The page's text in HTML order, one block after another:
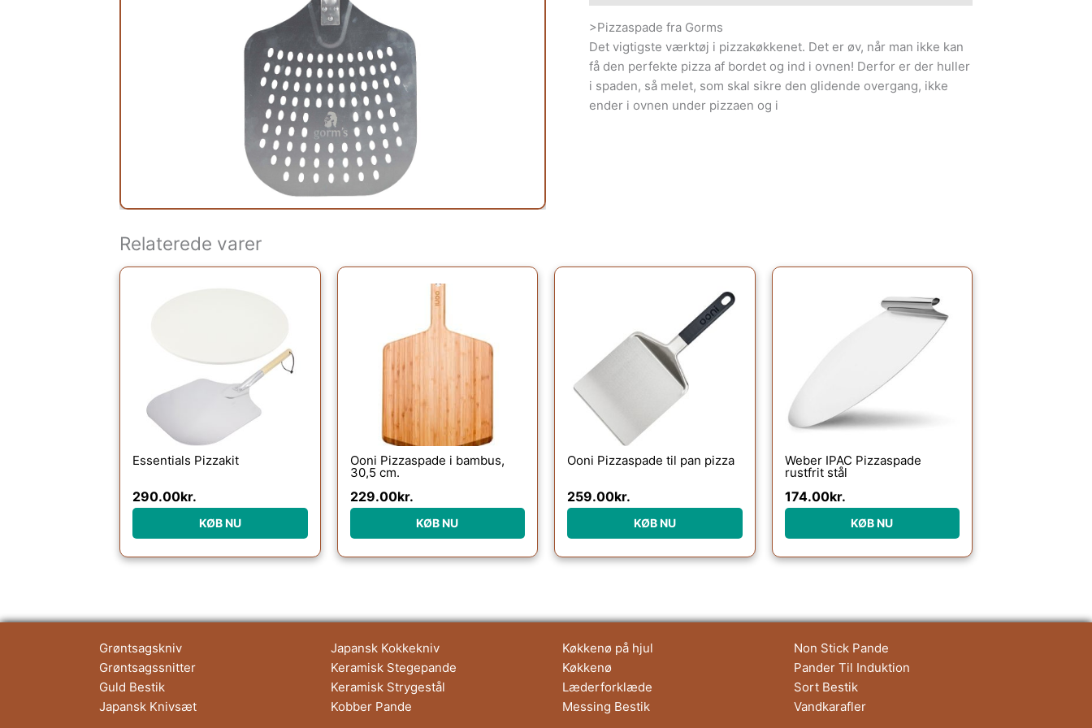
>Pizzaspade fra Gorms
Det vigtigste værktøj i pizzakøkkenet. Det er øv, når man ikke kan
få den perfekte pizza af bordet og ind i ovnen! Derfor er der huller
i spaden, så melet, som skal sikre den glidende overgang, ikke
ender i ovnen under pizzaen og i
Relaterede varer
Essentials Pizzakit
290.00kr.
KØB NU
Ooni Pizzaspade i bambus,
30,5 cm.
229.00kr.
KØB NU
Ooni Pizzaspade til pan pizza
259.00kr.
KØB NU
Weber IPAC Pizzaspade
rustfrit stål
174.00kr.
KØB NU
Grøntsagskniv
Grøntsagssnitter
Guld Bestik
Japansk Knivsæt
Japansk Kokkekniv
Keramisk Stegepande
Keramisk Strygestål
Kobber Pande
Køkkenø på hjul
Køkkenø
Læderforklæde
Messing Bestik
Non Stick Pande
Pander Til Induktion
Sort Bestik
Vandkarafler